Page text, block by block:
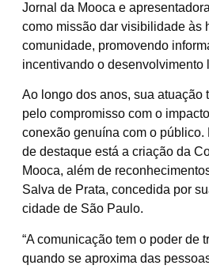
Jornal da Mooca e
como missão dar visibilidade às
comunidade, promovendo
incentivando o desenvolvimento
Ao longo dos anos, sua atuação
pelo compromisso com o
conexão genuína com o
de destaque está a criação da
Mooca, além de
Salva de Prata, concedida por
cidade de São Paulo.
“A comunicação tem o poder de
quando se aproxima das